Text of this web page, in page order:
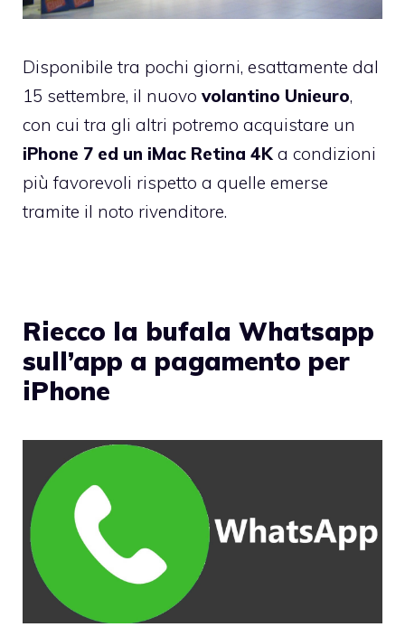
Disponibile tra pochi giorni, esattamente dal
15 settembre, il nuovo volantino Unieuro,
con cui tra gli altri potremo acquistare un
iPhone 7 ed un iMac Retina 4K a condizioni
più favorevoli rispetto a quelle emerse
tramite il noto rivenditore.
Riecco la bufala Whatsapp
sull’app a pagamento per
iPhone